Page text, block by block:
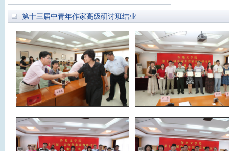
第十三届中青年作家高级研讨班结业